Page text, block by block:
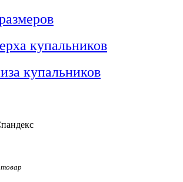
купальников
купальников